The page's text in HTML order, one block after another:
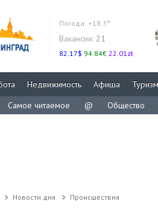
Погода: +18.3°
Вакансии: 21
82.17$ 94.84€ 22.01zł
Недвижимость Афиша Туризм
Самое читаемое @ Общество
Новости дня Проиcшествия